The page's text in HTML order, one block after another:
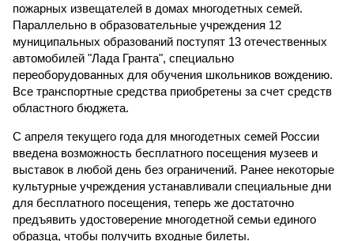
пожарных извещателей в домах многодетных семей.
Параллельно в образовательные учреждения 12
муниципальных образований поступят 13 отечественных
автомобилей "Лада Гранта", специально
переоборудованных для обучения школьников вождению.
Все транспортные средства приобретены за счет средств
областного бюджета.
С апреля текущего года для многодетных семей России
введена возможность бесплатного посещения музеев и
выставок в любой день без ограничений. Ранее некоторые
культурные учреждения устанавливали специальные дни
для бесплатного посещения, теперь же достаточно
предъявить удостоверение многодетной семьи единого
образца, чтобы получить входные билеты.